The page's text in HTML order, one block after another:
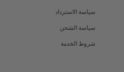
سياسة الاسترداد
سياسة الشحن
شروط الخدمة